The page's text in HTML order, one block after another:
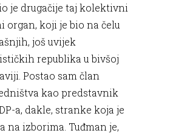
je drugačije taj kolektivni
organ, koji je bio na čelu
još uvijek
republika u bivšoj
Postao sam član
kao predstavnik
a, dakle, stranke koja je
na izborima. Tuđman je,